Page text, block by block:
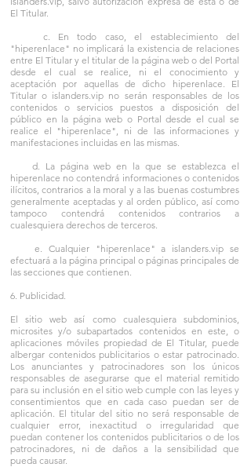
El Titular.
c. En todo caso, el establecimiento del
"hiperenlace" no implicará la existencia de relaciones
entre El Titular y el titular de la página web o del Portal
desde el cual se realice, ni el conocimiento y
aceptación por aquellas de dicho hiperenlace. El
Titular o islanders.vip no serán responsables de los
contenidos o servicios puestos a disposición del
público en la página web o Portal desde el cual se
realice el "hiperenlace", ni de las informaciones y
manifestaciones incluidas en las mismas.
d. La página web en la que se establezca el
hiperenlace no contendrá informaciones o contenidos
ilícitos, contrarios a la moral y a las buenas costumbres
generalmente aceptadas y al orden público, así como
tampoco contendrá contenidos contrarios a
cualesquiera derechos de terceros.
e. Cualquier "hiperenlace" a islanders.vip se
efectuará a la página principal o páginas principales de
las secciones que contienen.
6. Publicidad.
El sitio web así como cualesquiera subdominios,
microsites y/o subapartados contenidos en este, o
aplicaciones móviles propiedad de El Titular, puede
albergar contenidos publicitarios o estar patrocinado.
Los anunciantes y patrocinadores son los únicos
responsables de asegurarse que el material remitido
para su inclusión en el sitio web cumple con las leyes y
consentimientos que en cada caso puedan ser de
aplicación. El titular del sitio no será responsable de
cualquier error, inexactitud o irregularidad que
puedan contener los contenidos publicitarios o de los
patrocinadores, ni de daños a la sensibilidad que
pueda causar.